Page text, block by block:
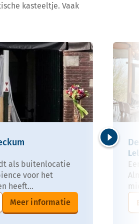
kasteeltje. Vaak
als buitenlocatie
voor het
heeft...
Meer informatie
Volgende